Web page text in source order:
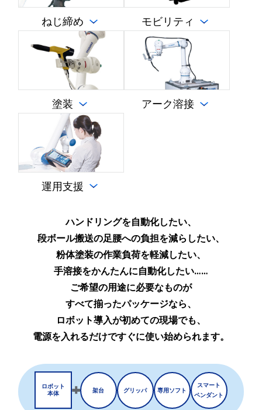
ねじ締め モビリティ
塗装 アーク溶接
運用支援
ハンドリングを自動化したい、
段ボール搬送の足腰への負担を減らしたい、
粉体塗装の作業負荷を軽減したい、
手溶接をかんたんに自動化したい……
ご希望の用途に必要なものが
すべて揃ったパッケージなら、
ロボット導入が初めての現場でも、
電源を入れるだけですぐに使い始められます。
ロボット
本体
架台 グリッパ 専用ソフト
スマート
ペンダント